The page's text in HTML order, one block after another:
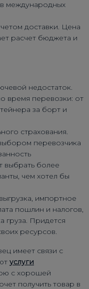
международных
доставки. Цена
расчет бюджета и
недостаток.
время перевозки: от
за борт и
страхования.
перевозчика
выбрать более
чем хотел бы
импортное
пошлин и налогов,
груза. Придется
ресурсов.
имеет связи с
услуги
с хорошей
получить товар в